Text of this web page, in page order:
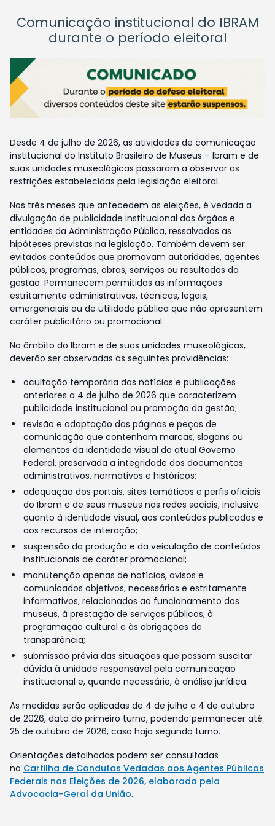
Comunicação institucional do IBRAM
durante o período eleitoral
Desde 4 de julho de 2026, as atividades de comunicação
institucional do Instituto Brasileiro de Museus – Ibram e de
suas unidades museológicas passaram a observar as
restrições estabelecidas pela legislação eleitoral.
Nos três meses que antecedem as eleições, é vedada a
divulgação de publicidade institucional dos órgãos e
entidades da Administração Pública, ressalvadas as
hipóteses previstas na legislação. Também devem ser
evitados conteúdos que promovam autoridades, agentes
públicos, programas, obras, serviços ou resultados da
gestão. Permanecem permitidas as informações
estritamente administrativas, técnicas, legais,
emergenciais ou de utilidade pública que não apresentem
caráter publicitário ou promocional.
No âmbito do Ibram e de suas unidades museológicas,
deverão ser observadas as seguintes providências:
ocultação temporária das notícias e publicações
anteriores a 4 de julho de 2026 que caracterizem
publicidade institucional ou promoção da gestão;
revisão e adaptação das páginas e peças de
comunicação que contenham marcas, slogans ou
elementos da identidade visual do atual Governo
Federal, preservada a integridade dos documentos
administrativos, normativos e históricos;
adequação dos portais, sites temáticos e perfis oficiais
do Ibram e de seus museus nas redes sociais, inclusive
quanto à identidade visual, aos conteúdos publicados e
aos recursos de interação;
suspensão da produção e da veiculação de conteúdos
institucionais de caráter promocional;
manutenção apenas de notícias, avisos e
comunicados objetivos, necessários e estritamente
informativos, relacionados ao funcionamento dos
museus, à prestação de serviços públicos, à
programação cultural e às obrigações de
transparência;
submissão prévia das situações que possam suscitar
dúvida à unidade responsável pela comunicação
institucional e, quando necessário, à análise jurídica.
As medidas serão aplicadas de 4 de julho a 4 de outubro
de 2026, data do primeiro turno, podendo permanecer até
25 de outubro de 2026, caso haja segundo turno.
Orientações detalhadas podem ser consultadas
na Cartilha de Condutas Vedadas aos Agentes Públicos
Federais nas Eleições de 2026, elaborada pela
Advocacia-Geral da União.